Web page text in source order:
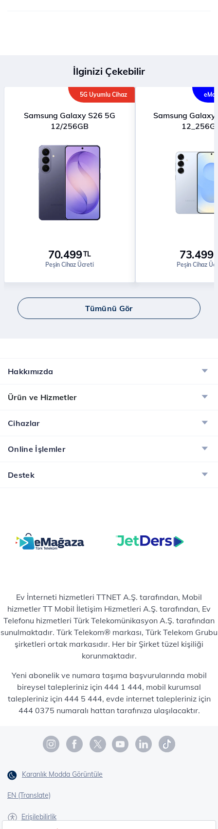
İlginizi Çekebilir
5G Uyumlu Cihaz
Samsung Galaxy S26 5G
12/256GB
70.499TL
Peşin Cihaz Ücreti
Samsung Galaxy
73.499
Peşin Cihaz
Tümünü Gör
Hakkımızda
Ürün ve Hizmetler
Cihazlar
Online İşlemler
Destek
Ev İnterneti hizmetleri TTNET A.Ş. tarafından, Mobil
hizmetler TT Mobil İletişim Hizmetleri A.Ş. tarafından, Ev
Telefonu hizmetleri Türk Telekomünikasyon A.Ş. tarafından
sunulmaktadır. Türk Telekom® markası, Türk Telekom Grubu
şirketleri ortak markasıdır. Her bir Şirket tüzel kişiliği
korunmaktadır.
Yeni abonelik ve numara taşıma başvurularında mobil
bireysel talepleriniz için 444 1 444, mobil kurumsal
talepleriniz için 444 5 444, evde internet talepleriniz için
444 0375 numaralı hattan tarafınıza ulaşılacaktır.
Karanlık Modda Görüntüle
EN (Translate)
Erişilebilirlik